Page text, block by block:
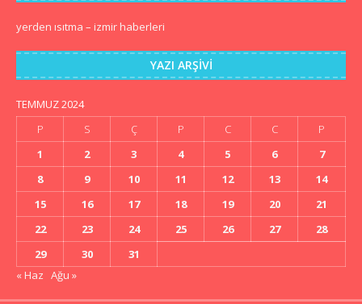
yerden ısıtma – izmir haberleri
YAZI ARŞIVI
TEMMUZ 2024
P
S Ç P C C
P
1
2 3 4 5 6
7
8
9 10 11 12 13
14
15
16 17 18 19 20
21
22
23 24 25 26 27
28
29
30
31
« Haz Ağu »